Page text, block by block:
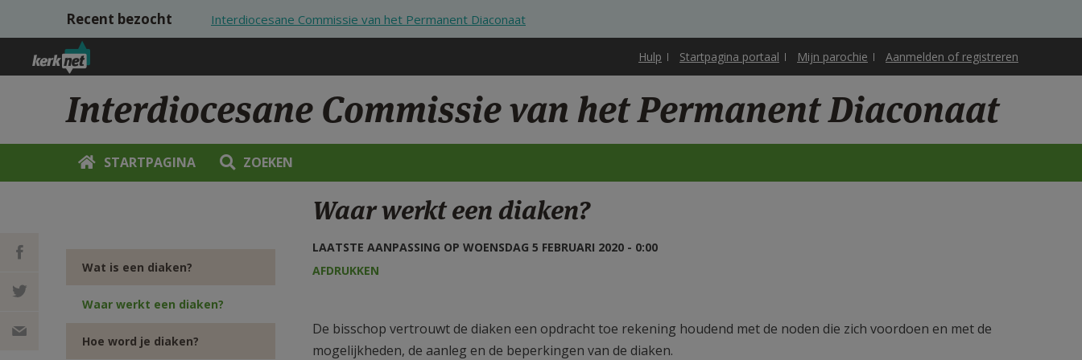
Overslaan en naar de inhoud gaan
Recent bezocht Interdiocesane Commissie van het Permanent Diaconaat
Hulp Startpagina portaal Mijn parochie Aanmelden of registreren
Interdiocesane Commissie van het Permanent Diaconaat
STARTPAGINA ZOEKEN
DEEL OP
FACEBOOK
DEEL OP
Wat is een diaken?
Waar werkt een diaken?
Hoe word je diaken?
Waar werkt een diaken?
LAATSTE AANPASSING OP WOENSDAG 5 FEBRUARI 2020 - 0:00
AFDRUKKEN
De bisschop vertrouwt de diaken een opdracht toe rekening houdend met de noden die zich voordoen en met de
mogelijkheden, de aanleg en de beperkingen van de diaken.